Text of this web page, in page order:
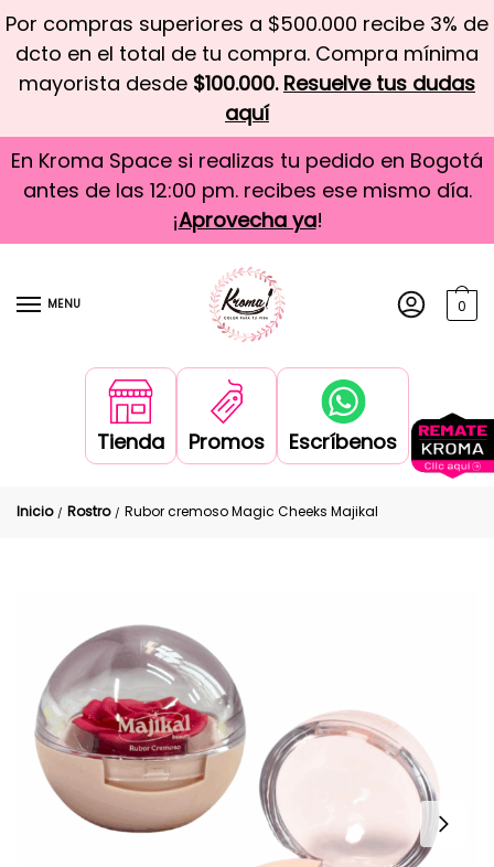
Por compras superiores a $500.000 recibe 3% de
dcto en el total de tu compra. Compra mínima
mayorista desde $100.000. Resuelve tus dudas
aquí
En Kroma Space si realizas tu pedido en Bogotá
antes de las 12:00 pm. recibes ese mismo día.
¡Aprovecha ya!
MENU 0
Tienda Promos Escríbenos
Inicio / Rostro / Rubor cremoso Magic Cheeks Majikal